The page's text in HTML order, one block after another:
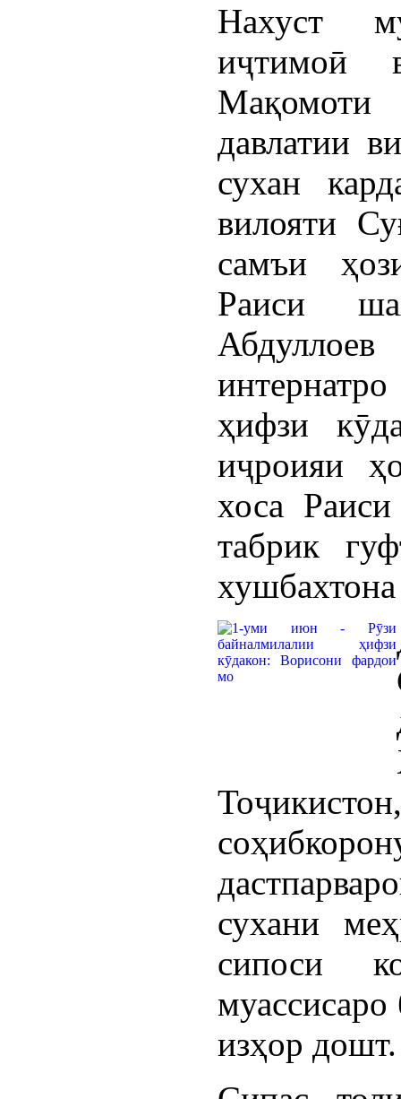
Нахуст
иҷтимоӣ
давлатии
сухан
вилояти
самъи
Раиси
ҳифзи
иҷроияи
хоса
табрик
сухани
сипоси
изҳор дошт.